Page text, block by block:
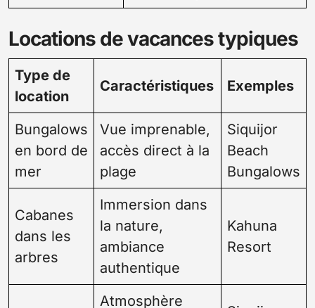
Locations de vacances typiques
Type de
location
Caractéristiques Exemples
Bungalows
en bord de
mer
Vue imprenable,
accès direct à la
plage
Siquijor
Beach
Bungalows
Cabanes
dans les
arbres
Immersion dans
la nature,
ambiance
authentique
Kahuna
Resort
Atmosphère